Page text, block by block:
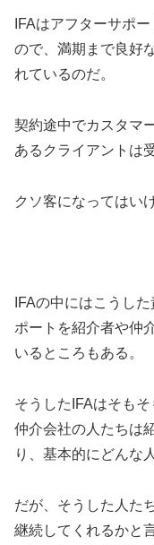
IFAはアフターサポ
ので、満期まで良好
れているのだ。
契約途中でカスタマ
あるクライアントは
クソ客になってはい
IFAの中にはこうし
ポートを紹介者や仲
いるところもある。
そうしたIFAはそも
仲介会社の人たちは
り、基本的にどんな
だが、そうした人た
継続してくれるかと